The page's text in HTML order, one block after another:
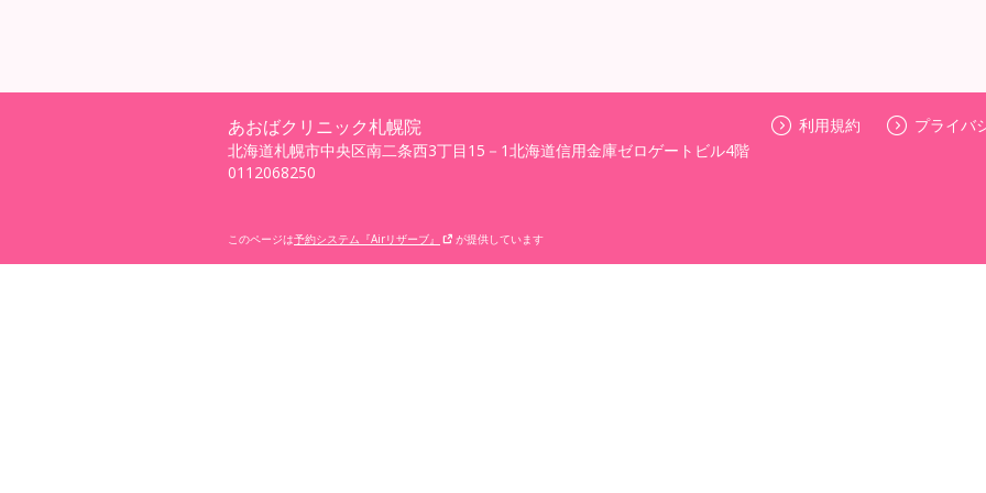
あおばクリニック札幌院
北海道札幌市中央区南二条西3丁目15－1北海道信用金庫ゼロゲートビル4階
0112068250
利用規約 プライバ
このページは予約システム『Airリザーブ』 が提供しています